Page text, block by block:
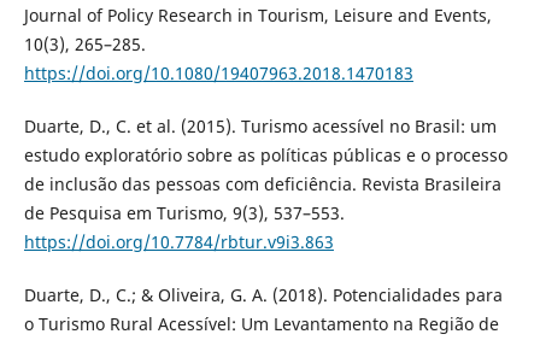
Journal of Policy Research in Tourism, Leisure and Events,
10(3), 265–285.
https://doi.org/10.1080/19407963.2018.1470183
Duarte, D., C. et al. (2015). Turismo acessível no Brasil: um
estudo exploratório sobre as políticas públicas e o processo
de inclusão das pessoas com deficiência. Revista Brasileira
de Pesquisa em Turismo, 9(3), 537–553.
https://doi.org/10.7784/rbtur.v9i3.863
Duarte, D., C.; & Oliveira, G. A. (2018). Potencialidades para
o Turismo Rural Acessível: Um Levantamento na Região de